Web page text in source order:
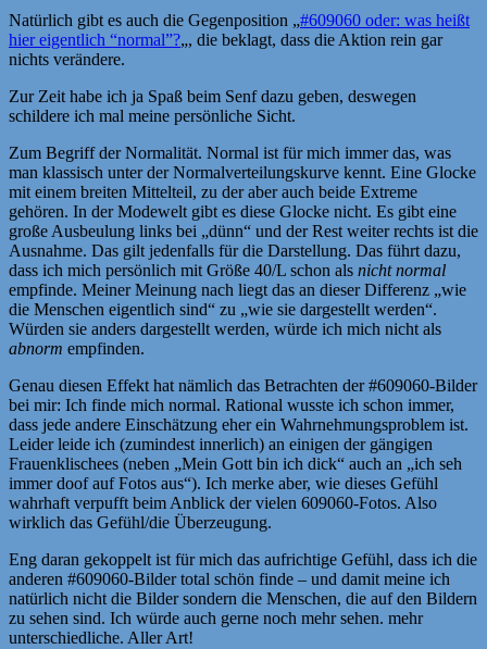
Natürlich gibt es auch die Gegenposition „#609060 oder: was heißt
hier eigentlich “normal”?„, die beklagt, dass die Aktion rein gar
nichts verändere.
Zur Zeit habe ich ja Spaß beim Senf dazu geben, deswegen
schildere ich mal meine persönliche Sicht.
Zum Begriff der Normalität. Normal ist für mich immer das, was
man klassisch unter der Normalverteilungskurve kennt. Eine Glocke
mit einem breiten Mittelteil, zu der aber auch beide Extreme
gehören. In der Modewelt gibt es diese Glocke nicht. Es gibt eine
große Ausbeulung links bei „dünn“ und der Rest weiter rechts ist die
Ausnahme. Das gilt jedenfalls für die Darstellung. Das führt dazu,
dass ich mich persönlich mit Größe 40/L schon als nicht normal
empfinde. Meiner Meinung nach liegt das an dieser Differenz „wie
die Menschen eigentlich sind“ zu „wie sie dargestellt werden“.
Würden sie anders dargestellt werden, würde ich mich nicht als
abnorm empfinden.
Genau diesen Effekt hat nämlich das Betrachten der #609060-Bilder
bei mir: Ich finde mich normal. Rational wusste ich schon immer,
dass jede andere Einschätzung eher ein Wahrnehmungsproblem ist.
Leider leide ich (zumindest innerlich) an einigen der gängigen
Frauenklischees (neben „Mein Gott bin ich dick“ auch an „ich seh
immer doof auf Fotos aus“). Ich merke aber, wie dieses Gefühl
wahrhaft verpufft beim Anblick der vielen 609060-Fotos. Also
wirklich das Gefühl/die Überzeugung.
Eng daran gekoppelt ist für mich das aufrichtige Gefühl, dass ich die
anderen #609060-Bilder total schön finde – und damit meine ich
natürlich nicht die Bilder sondern die Menschen, die auf den Bildern
zu sehen sind. Ich würde auch gerne noch mehr sehen. mehr
unterschiedliche. Aller Art!